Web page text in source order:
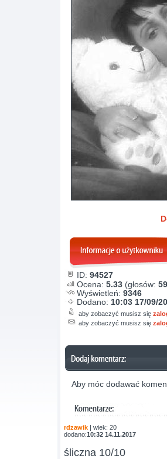
ID: 94527
Ocena: 5.33 (głosów:
Wyświetleń: 9346
Dodano: 10:03 17/09/
aby zobaczyć musisz się
aby zobaczyć musisz się
Aby móc dodawać
rdzawik | wiek: 20
dodano:10:32 14.11.2017
śliczna 10/10